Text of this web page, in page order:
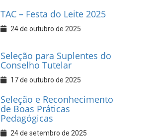
TAC – Festa do Leite 2025
24 de outubro de 2025
Seleção para Suplentes do
Conselho Tutelar
17 de outubro de 2025
Seleção e Reconhecimento
de Boas Práticas
Pedagógicas
24 de setembro de 2025